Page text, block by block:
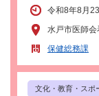
令和8年8月
水戸市医師会
保健総務課
文化・教育・スポ